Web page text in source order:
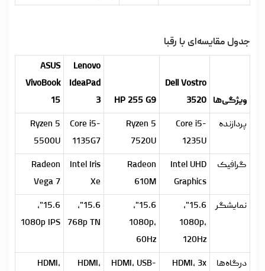
جدول مقایسه‌ای با رقبا
ویژگی‌ها
Dell Vostro
3520
HP 255 G9
Lenovo
IdeaPad
3
ASUS
VivoBook
15
پردازنده
Core i5-
1235U
Ryzen 5
7520U
Core i5-
1135G7
Ryzen 5
5500U
گرافیک
Intel UHD
Graphics
Radeon
610M
Intel Iris
Xe
Radeon
Vega 7
نمایشگر
15.6",
1080p,
120Hz
15.6",
1080p,
60Hz
15.6",
768p TN
15.6",
1080p IPS
درگاه‌ها
HDMI, 3x
HDMI, USB-
HDMI,
HDMI,